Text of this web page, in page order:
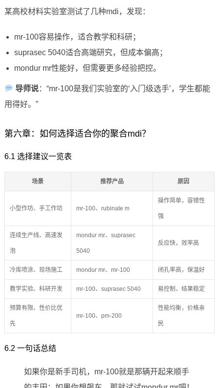
某高校材料实验室测试了几种mdi，发现：
mr-100容易操作，适合教学和科研；
suprasec 5040适合高端研究，但成本偏高；
mondur mr性能好，但需要更多经验把控。
导师说：“mr-100是我们实验室的‘入门级选手’，学生都能
用得好。”
第六章：如何选择适合你的聚合mdi？
6.1 选择建议一览表
场景 推荐产品 原因
小型作坊、手工作坊 mr-100、rubinate m
操作简单，容错性
强
连续生产线、高速发
泡
mondur mr、suprasec
5040
反应快，效率高
冷库喷涂、现场施工 mondur mr、mr-100 闭孔率高，保温好
教学实验、科研开发 mr-100、suprasec 5040 易控制、结果稳定
预算有限、性价比优
先
mr-100、pm-200
性能均衡，价格亲
民
6.2 一句话总结
如果你是新手司机，mr-100就是那辆开起来顺手